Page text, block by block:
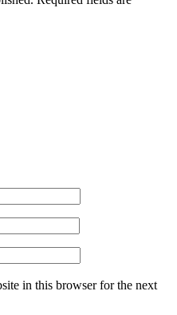
in this browser for the next